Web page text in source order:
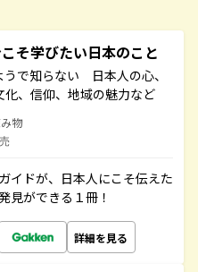
そ学びたい日本のこと
うで知らない 日本人の心、
化、信仰、地域の魅力など
物
イドが、日本人にこそ伝えた
見ができる１冊！
詳細を見る